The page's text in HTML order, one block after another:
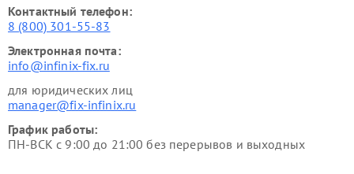
Контактный телефон:
8 (800) 301-55-83
Электронная почта:
info@infinix-fix.ru
для юридических лиц
manager@fix-infinix.ru
График работы:
ПН-ВСК с 9:00 до 21:00 без перерывов и выходных